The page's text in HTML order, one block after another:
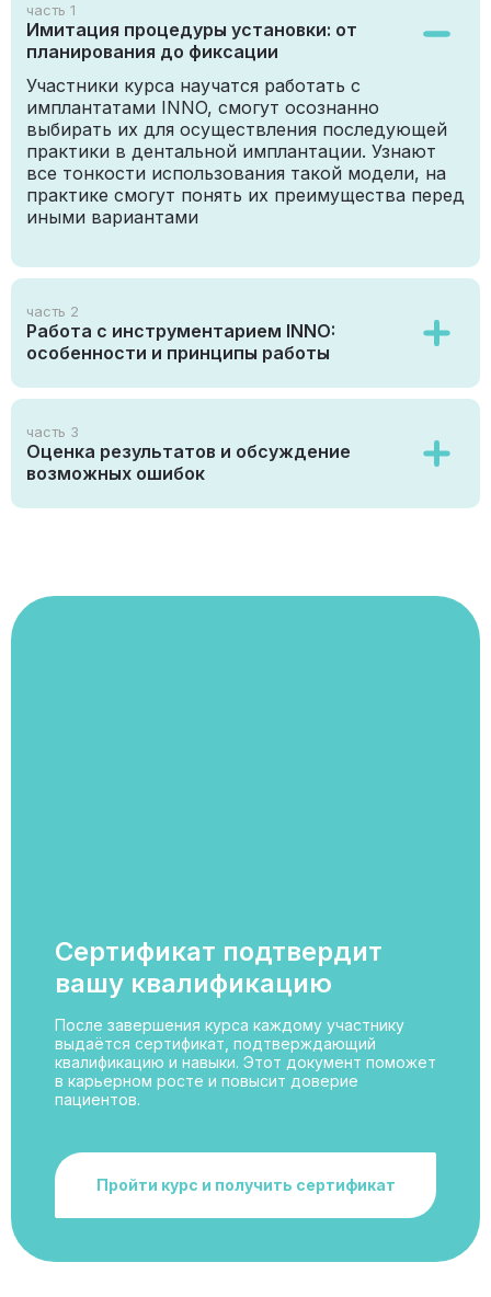
часть 1
Имитация процедуры установки: от
планирования до фиксации
Участники курса научатся работать с
имплантатами INNO, смогут осознанно
выбирать их для осуществления последующей
практики в дентальной имплантации. Узнают
все тонкости использования такой модели, на
практике смогут понять их преимущества перед
иными вариантами
часть 2
Работа с инструментарием INNO:
особенности и принципы работы
часть 3
Оценка результатов и обсуждение
возможных ошибок
Сертификат подтвердит
вашу квалификацию
После завершения курса каждому участнику
выдаётся сертификат, подтверждающий
квалификацию и навыки. Этот документ поможет
в карьерном росте и повысит доверие
пациентов.
Пройти курс и получить сертификат